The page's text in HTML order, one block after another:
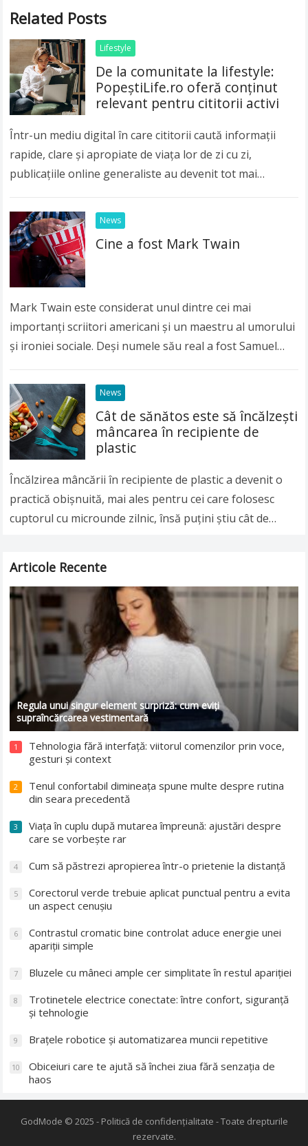
Related Posts
Lifestyle
De la comunitate la lifestyle:
PopeștiLife.ro oferă conținut
relevant pentru cititorii activi
Într-un mediu digital în care cititorii caută informații
rapide, clare și apropiate de viața lor de zi cu zi,
publicațiile online generaliste au devenit tot mai
News
Cine a fost Mark Twain
Mark Twain este considerat unul dintre cei mai
importanți scriitori americani și un maestru al umorului
și ironiei sociale. Deși numele său real a fost Samuel
News
Cât de sănătos este să încălzeşti
mâncarea în recipiente de
plastic
Încălzirea mâncării în recipiente de plastic a devenit o
practică obişnuită, mai ales pentru cei care folosesc
cuptorul cu microunde zilnic, însă puţini ştiu cât de
Articole Recente
Regula unui singur element surpriză: cum eviți
supraîncărcarea vestimentară
1
Tehnologia fără interfață: viitorul comenzilor prin voce,
gesturi și context
2
Tenul confortabil dimineața spune multe despre rutina
din seara precedentă
3
Viața în cuplu după mutarea împreună: ajustări despre
care se vorbește rar
4 Cum să păstrezi apropierea într-o prietenie la distanță
5
Corectorul verde trebuie aplicat punctual pentru a evita
un aspect cenușiu
6
Contrastul cromatic bine controlat aduce energie unei
apariții simple
7 Bluzele cu mâneci ample cer simplitate în restul apariției
8
Trotinetele electrice conectate: între confort, siguranță
și tehnologie
9 Brațele robotice și automatizarea muncii repetitive
10
Obiceiuri care te ajută să închei ziua fără senzația de
haos
GodMode © 2025 - Politică de confidențialitate - Toate drepturile
rezervate.